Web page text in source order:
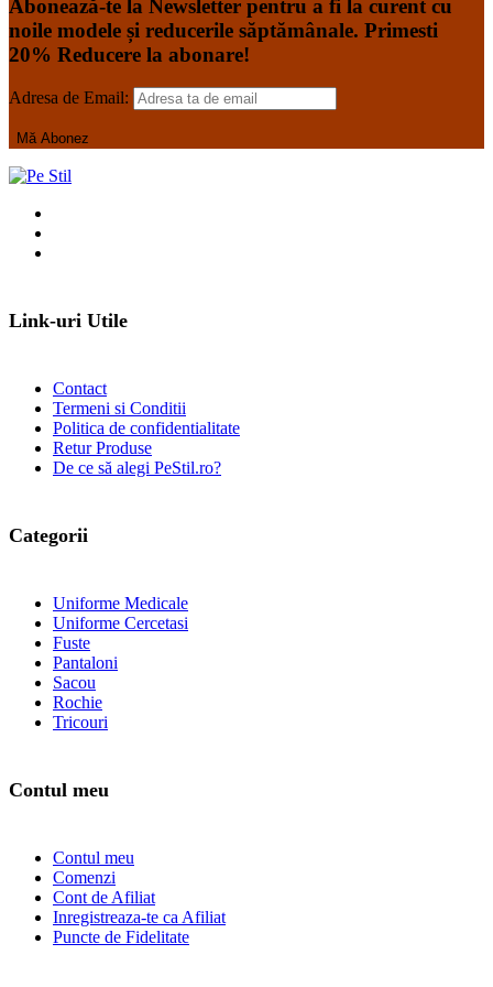
Abonează-te la Newsletter pentru a fi la curent cu
noile modele și reducerile săptămânale. Primesti
20% Reducere la abonare!
Adresa de Email:
Link-uri Utile
Contact
Termeni si Conditii
Politica de confidentialitate
Retur Produse
De ce să alegi PeStil.ro?
Categorii
Uniforme Medicale
Uniforme Cercetasi
Fuste
Pantaloni
Sacou
Rochie
Tricouri
Contul meu
Contul meu
Comenzi
Cont de Afiliat
Inregistreaza-te ca Afiliat
Puncte de Fidelitate